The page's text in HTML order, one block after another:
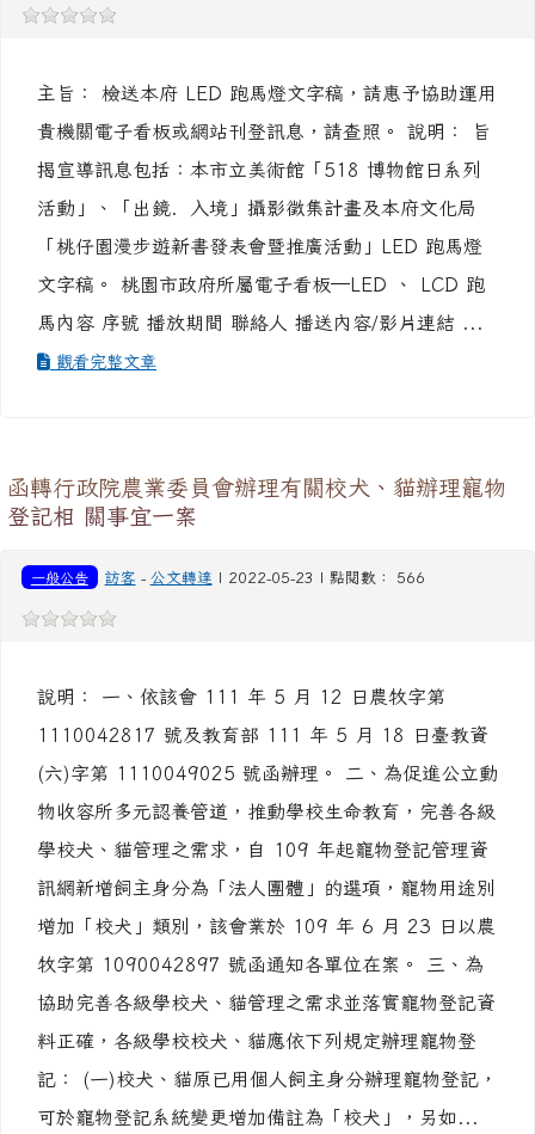
主旨： 檢送本府 LED 跑馬燈文字稿，請惠予協助運用
貴機關電子看板或網站刊登訊息，請查照。 說明： 旨
揭宣導訊息包括：本市立美術館「518 博物館日系列
活動」、「出鏡．入境」攝影徵集計畫及本府文化局
「桃仔園漫步遊新書發表會暨推廣活動」LED 跑馬燈
文字稿。 桃園市政府所屬電子看板─LED 、 LCD 跑
馬內容 序號 播放期間 聯絡人 播送內容/影片連結 ...
觀看完整文章
函轉行政院農業委員會辦理有關校犬、貓辦理寵物
登記相 關事宜一案
一般公告 訪客 - 公文轉達 | 2022-05-23 | 點閱數： 566
說明： 一、依該會 111 年 5 月 12 日農牧字第
1110042817 號及教育部 111 年 5 月 18 日臺教資
(六)字第 1110049025 號函辦理。 二、為促進公立動
物收容所多元認養管道，推動學校生命教育，完善各級
學校犬、貓管理之需求，自 109 年起寵物登記管理資
訊網新增飼主身分為「法人團體」的選項，寵物用途別
增加「校犬」類別，該會業於 109 年 6 月 23 日以農
牧字第 1090042897 號函通知各單位在案。 三、為
協助完善各級學校犬、貓管理之需求並落實寵物登記資
料正確，各級學校校犬、貓應依下列規定辦理寵物登
記： (一)校犬、貓原已用個人飼主身分辦理寵物登記，
可於寵物登記系統變更增加備註為「校犬」，另如...